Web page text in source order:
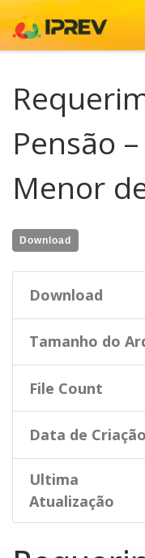
Skip to content
Pensão
Menor
Download
Download
Tamanho do
File Count
Data de Criação
Ultima
Atualização